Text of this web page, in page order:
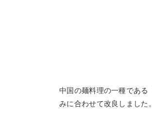
中国の麺料理の一種である
みに合わせて改良しました